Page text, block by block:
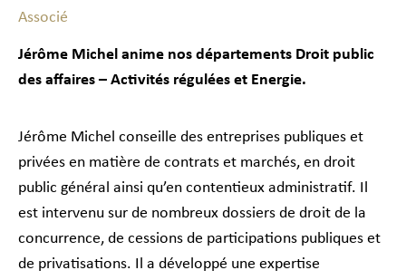
Associé
Jérôme Michel anime nos départements Droit public
des affaires – Activités régulées et Energie.
Jérôme Michel conseille des entreprises publiques et
privées en matière de contrats et marchés, en droit
public général ainsi qu’en contentieux administratif. Il
est intervenu sur de nombreux dossiers de droit de la
concurrence, de cessions de participations publiques et
de privatisations. Il a développé une expertise